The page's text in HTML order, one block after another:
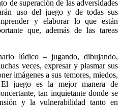
de superación de las adversidades
uso del juego y de todas sus
y elaborar lo que están
que, además de las tareas
lúdico – jugando, dibujando,
veces, expresar y plasmar sus
imágenes a sus temores, miedos,
El juego es la mejor manera de
tan inquietante donde se
y la vulnerabilidad tanto en